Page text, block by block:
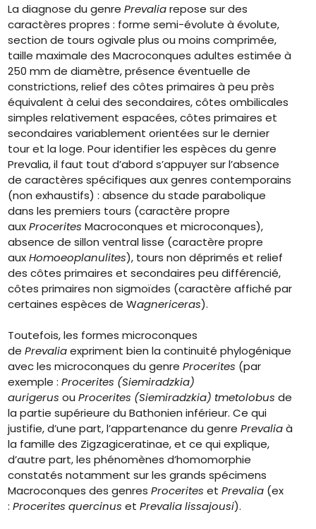
La diagnose du genrePrevaliarepose sur des
caractères propres : forme semi-évolute à évolute,
section de tours ogivale plus ou moins comprimée,
taille maximale des Macroconques adultes estimée à
250 mm de diamètre, présence éventuelle de
constrictions, relief des côtes primaires à peu près
équivalent à celui des secondaires, côtes ombilicales
simples relativement espacées, côtes primaires et
secondaires variablement orientées sur le dernier
tour et la loge. Pour identifier les espèces du genre
Prevalia, il faut tout d’abord s’appuyer sur l’absence
de caractères spécifiques aux genres contemporains
(non exhaustifs) : absence du stade parabolique
dans les premiers tours (caractère propre
auxProcerites Macroconques et microconques),
absence de sillon ventral lisse (caractère propre
auxHomoeoplanulites), tours non déprimés et relief
des côtes primaires et secondaires peu différencié,
côtes primaires non sigmoïdes (caractère affiché par
certaines espèces de Wagnericeras).
Toutefois, les formes microconques
dePrevaliaexpriment bien la continuité phylogénique
avec les microconques du genreProcerites (par
exemple :Procerites (Siemiradzkia)
aurigerus ouProcerites (Siemiradzkia) tmetolobus de
la partie supérieure du Bathonien inférieur. Ce qui
justifie, d’une part, l’appartenance du genrePrevaliaà
la famille des Zigzagiceratinae, et ce qui explique,
d’autre part, les phénomènes d’homomorphie
constatés notamment sur les grands spécimens
Macroconques des genresProcerites etPrevalia (ex
:Procerites quercinus etPrevalia lissajousi).